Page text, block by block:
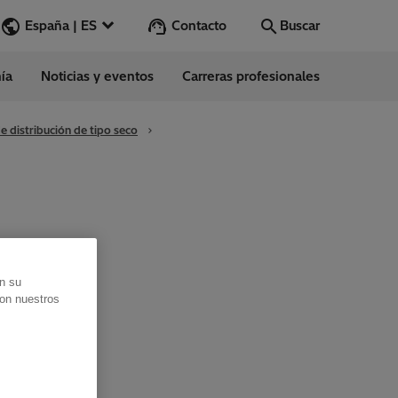
España | ES
Vamos
Contacto Buscar
Noticias y eventos Carreras profesionales
distribución de tipo seco
su
nuestros